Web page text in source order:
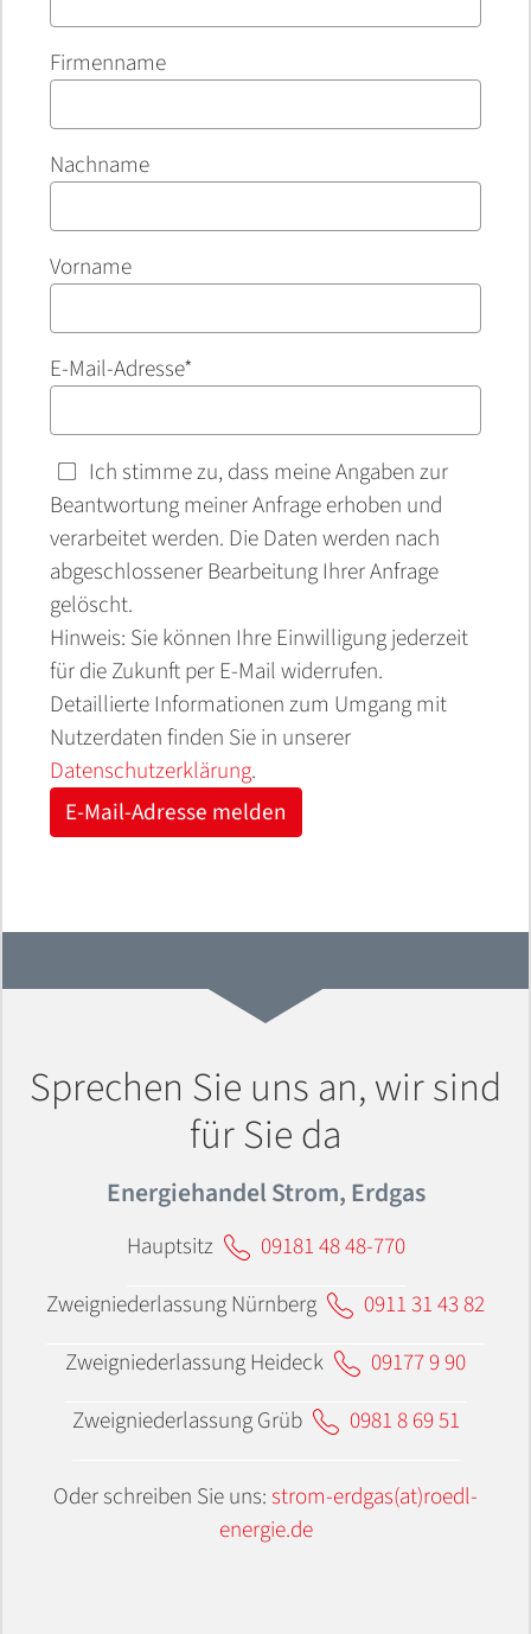
Firmenname
Nachname
Vorname
E-Mail-Adresse*
Ich stimme zu, dass meine Angaben zur
Beantwortung meiner Anfrage erhoben und
verarbeitet werden. Die Daten werden nach
abgeschlossener Bearbeitung Ihrer Anfrage
gelöscht.
Hinweis: Sie können Ihre Einwilligung jederzeit
für die Zukunft per E-Mail widerrufen.
Detaillierte Informationen zum Umgang mit
Nutzerdaten finden Sie in unserer
Datenschutzerklärung.
E-Mail-Adresse melden
Sprechen Sie uns an, wir sind
für Sie da
Energiehandel Strom, Erdgas
Hauptsitz
09181 48 48-770
Zweigniederlassung Nürnberg
0911 31 43 82
Zweigniederlassung Heideck
09177 9 90
Zweigniederlassung Grüb
0981 8 69 51
Oder schreiben Sie uns:strom-erdgas(at)roedl-
energie.de